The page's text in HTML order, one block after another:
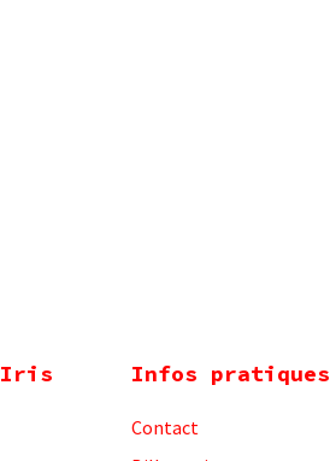
Infos pratiques
Contact